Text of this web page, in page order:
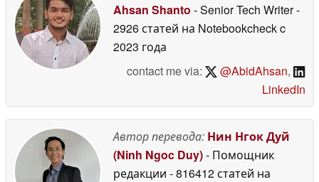
Ahsan Shanto - Senior Tech Writer-
2926 статей на Notebookcheckc
2023 года
contact me via:
@AbidAhsan,
LinkedIn
Автор перевода: Нин Нгок Дуй
(Ninh Ngoc Duy)- Помощник
редакции - 816412 статей на